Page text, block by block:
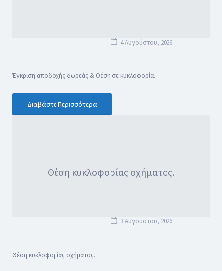
4 Αυγούστου, 2026
Έγκριση αποδοχής δωρεάς & Θέση σε κυκλοφορία.
Διαβάστε Περισσότερα
Θέση κυκλοφορίας οχήματος.
3 Αυγούστου, 2026
Θέση κυκλοφορίας οχήματος.